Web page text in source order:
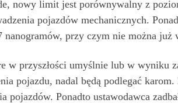
nowy limit jest porównywalny z
pojazdów mechanicznych.
nanogramów, przy czym nie można
w przyszłości umyślnie lub w wyniku
pojazdu, nadal będą podlegać
pojazdów. Ponadto ustawodawca